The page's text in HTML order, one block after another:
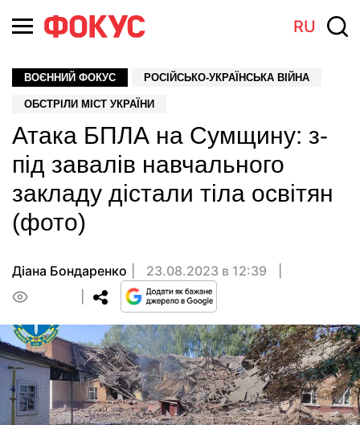
RU
ВОЄННИЙ ФОКУС РОСІЙСЬКО-УКРАЇНСЬКА ВІЙНА
ОБСТРІЛИ МІСТ УКРАЇНИ
Атака БПЛА на Сумщину: з-
під завалів навчального
закладу дістали тіла освітян
(фото)
Діана Бондаренко
23.08.2023 в 12:39